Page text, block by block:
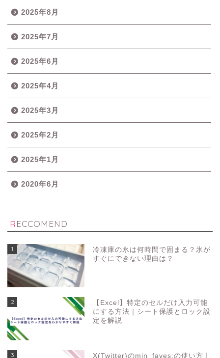
2025年8月
2025年7月
2025年6月
2025年4月
2025年3月
2025年2月
2025年1月
2020年6月
RECCOMEND
1
冷凍庫の氷は何時間で固まる？氷が
すぐにできない理由は？
2
【Excel】特定のセルだけ入力可能
にする方法｜シート保護とロック設
定を解説
3 X(Twitter)のmin_faves:の使い方｜